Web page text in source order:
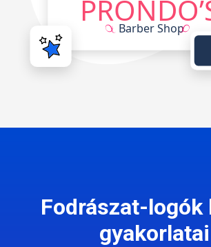
Fodrászat-logók
gyakorlatai